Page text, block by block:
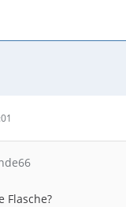
Flasche?